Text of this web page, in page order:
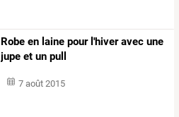
Robe en laine pour l'hiver avec une
jupe et un pull
7 août 2015